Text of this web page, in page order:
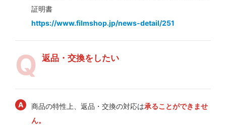
証明書
https://www.filmshop.jp/news-detail/251
返品・交換をしたい
商品の特性上、返品・交換の対応は承ることができませ
ん。